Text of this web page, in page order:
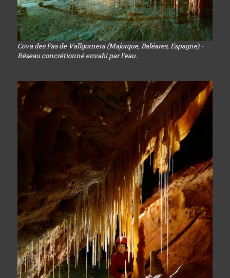
Cova des Pas de Vallgornera (Majorque, Baléares, Espagne) -
Réseau concrétionné envahi par l'eau.